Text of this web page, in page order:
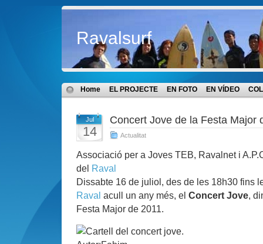
Ravalsurf
Home EL PROJECTE EN FOTO EN VÍDEO
Jul
14
Concert Jove de la Festa Major
Actualitat
Associació per a Joves TEB, Ravalnet i
del Raval
Dissabte 16 de juliol, des de les 18h30 fins
Raval acull un any més, el Concert Jove,
Festa Major de 2011.